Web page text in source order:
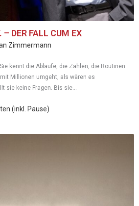
– DER FALL CUM EX
Zimmermann
kennt die Abläufe, die Zahlen, die Routinen
Millionen umgeht, als wären es
sie keine Fragen. Bis sie...
(inkl. Pause)